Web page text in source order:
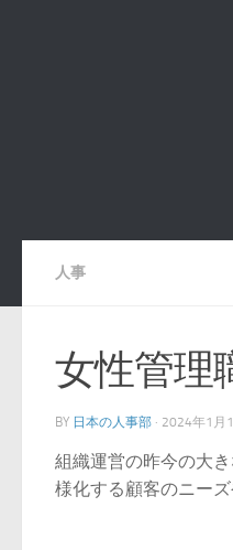
人事
女性管理
BY 日本の人事部 · 2024年1月
組織運営の昨今の大
様化する顧客のニー